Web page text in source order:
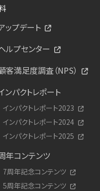
ップデート
ルプセンター
客満足度調査（NPS）
ンパクトレポート
インパクトレポート2023
インパクトレポート2024
インパクトレポート2025
年コンテンツ
7周年記念コンテンツ
5周年記念コンテンツ